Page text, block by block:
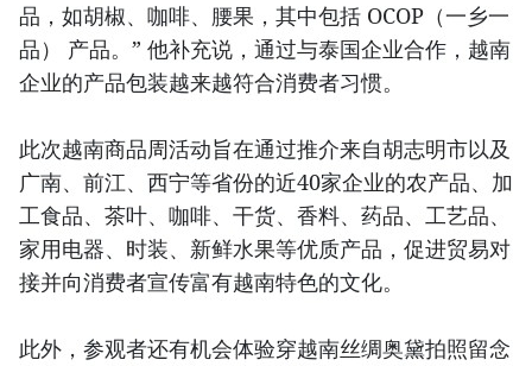
品，如胡椒、咖啡、腰果，其中包括 OCOP（一乡一
品） 产品。” 他补充说，通过与泰国企业合作，越南
企业的产品包装越来越符合消费者习惯。
此次越南商品周活动旨在通过推介来自胡志明市以及
广南、前江、西宁等省份的近40家企业的农产品、加
工食品、茶叶、咖啡、干货、香料、药品、工艺品、
家用电器、时装、新鲜水果等优质产品，促进贸易对
接并向消费者宣传富有越南特色的文化。
此外，参观者还有机会体验穿越南丝绸奥黛拍照留念